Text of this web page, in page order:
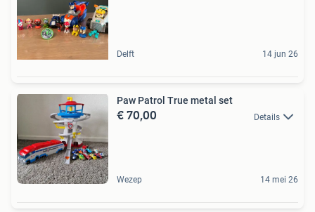
Delft 14 jun 26
Paw Patrol True metal set
€ 70,00 Details
Wezep 14 mei 26